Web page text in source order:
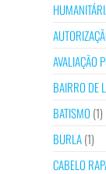
AVALIAÇÃO
BAIRRO DE
BATISMO (1)
BURLA(1)
CABELO